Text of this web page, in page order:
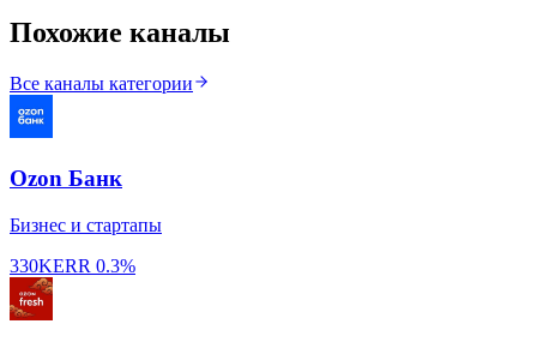
Похожие каналы
Все каналы категории
Ozon Банк
Бизнес и стартапы
330KERR 0.3%